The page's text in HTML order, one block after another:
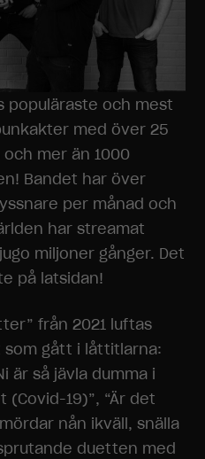
populäraste och mest
med över 25
mer än 1000
Bandet har över
per månad och
har streamat
miljoner gånger. Det
på latsidan!
från 2021 luftas
gått i låttitlarna:
är så jävla dumma i
(Covid-19)”, “Är det
nån ikväll, snälla
duetten med